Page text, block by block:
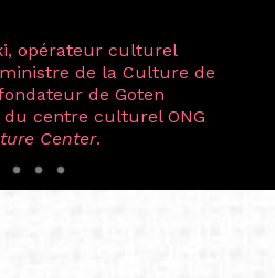
opérateur culturel
de la Culture de
de Goten
centre culturel ONG
Center.